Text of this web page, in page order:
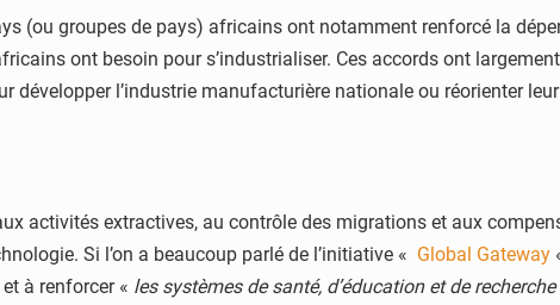
(ou groupes de pays) africains ont notamment renforcé la
ont besoin pour s’industrialiser. Ces accords ont
développer l’industrie manufacturière nationale ou réorienter
activités extractives, au contrôle des migrations et aux
Si l’on a beaucoup parlé de l’initiative « Global Gateway
à renforcer « les systèmes de santé, d’éducation et de recherche